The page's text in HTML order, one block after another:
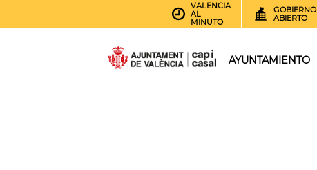
VALENCIA
AL
MINUTO
GOBIERNO
ABIERTO
AYUNTAMIENTO